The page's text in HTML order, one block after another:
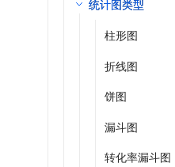
统计图类型
柱形图
折线图
饼图
漏斗图
转化率漏斗图